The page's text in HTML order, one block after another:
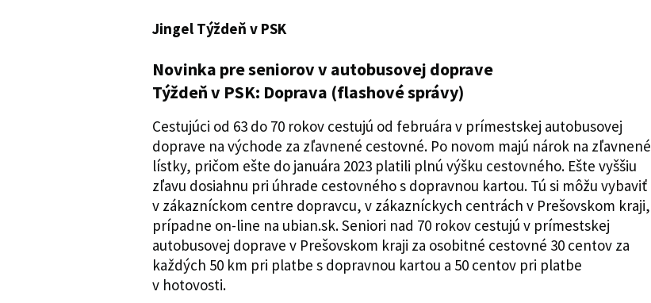
Jingel Týždeň v PSK
Novinka pre seniorov v autobusovej doprave
Týždeň v PSK: Doprava (flashové správy)
Cestujúci od 63 do 70 rokov cestujú od februára v prímestskej autobusovej
doprave na východe za zľavnené cestovné. Po novom majú nárok na zľavnené
lístky, pričom ešte do januára 2023 platili plnú výšku cestovného. Ešte vyššiu
zľavu dosiahnu pri úhrade cestovného s dopravnou kartou. Tú si môžu vybaviť
v zákazníckom centre dopravcu, v zákazníckych centrách v Prešovskom kraji,
prípadne on-line na ubian.sk. Seniori nad 70 rokov cestujú v prímestskej
autobusovej doprave v Prešovskom kraji za osobitné cestovné 30 centov za
každých 50 km pri platbe s dopravnou kartou a 50 centov pri platbe
v hotovosti.